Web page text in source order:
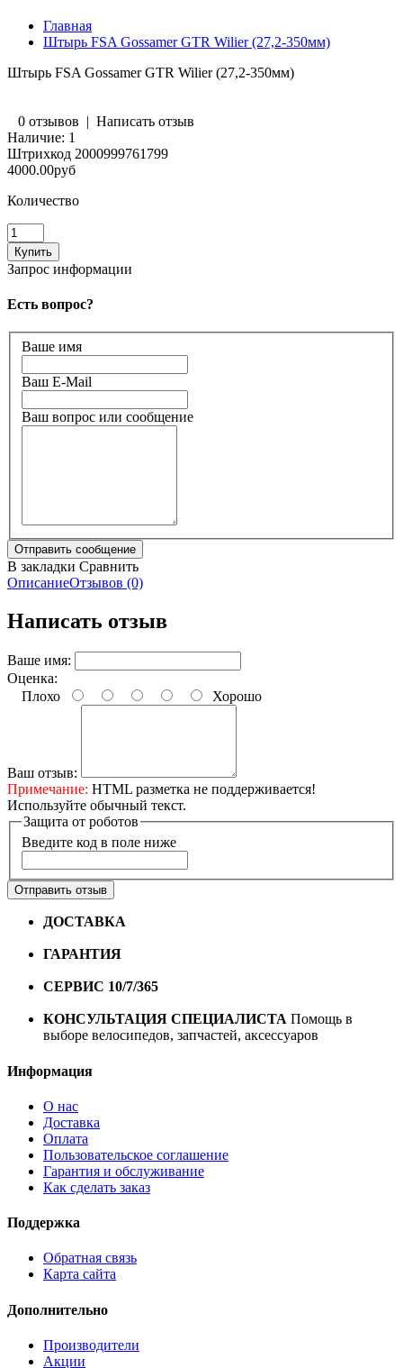
Главная
Штырь FSA Gossamer GTR Wilier (27,2-350мм)
Штырь FSA Gossamer GTR Wilier (27,2-350мм)
0 отзывов | Написать отзыв
Наличие: 1
Штрихкод 2000999761799
4000.00руб
Количество
Запрос информации
Есть вопрос?
Ваше имя
Ваш E-Mail
Ваш вопрос или сообщение
В закладки Сравнить
ОписаниеОтзывов (0)
Написать отзыв
Ваше имя:
Оценка:
Плохо
Хорошо
Ваш отзыв:
Примечание: HTML разметка не поддерживается!
Используйте обычный текст.
Защита от роботов
Введите код в поле ниже
Отправить отзыв
ДОСТАВКА
ГАРАНТИЯ
СЕРВИС 10/7/365
КОНСУЛЬТАЦИЯ СПЕЦИАЛИСТА Помощь в
выборе велосипедов, запчастей, аксессуаров
Информация
О нас
Доставка
Оплата
Пользовательское соглашение
Гарантия и обслуживание
Как сделать заказ
Поддержка
Обратная связь
Карта сайта
Дополнительно
Производители
Акции